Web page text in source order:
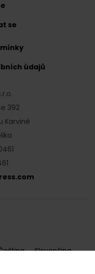
se
392
Karviné
.com
údajů
Slovenčina